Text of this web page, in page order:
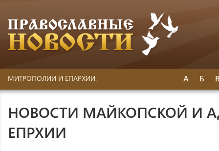
МИТРОПОЛИИ И ЕПАРХИИ: А Б
НОВОСТИ МАЙКОПСКОЙ И
ЕПРХИИ